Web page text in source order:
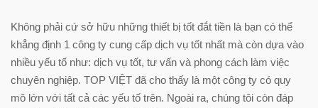
Không phải cứ sở hữu những thiết bị tốt đắt tiền là bạn có thể
khẳng định 1 công ty cung cấp dịch vụ tốt nhất mà còn dựa vào
nhiều yếu tố như: dịch vụ tốt, tư vấn và phong cách làm việc
chuyên nghiệp. TOP VIỆT đã cho thấy là một công ty có quy
mô lớn với tất cả các yếu tố trên. Ngoài ra, chúng tôi còn đáp